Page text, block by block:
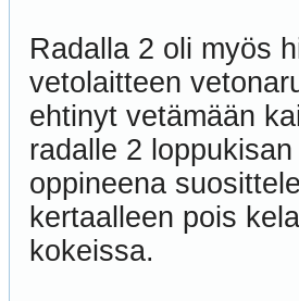
Radalla 2 oli myös
vetolaitteen
ehtinyt vetämään
radalle 2
oppineena
kertaalleen pois
kokeissa.